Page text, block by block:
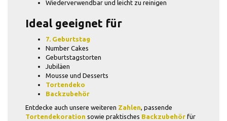
Wiederverwendbar und leicht zu reinigen
Ideal geeignet für
7. Geburtstag
Number Cakes
Geburtstagstorten
Jubiläen
Mousse und Desserts
Tortendeko
Backzubehör
Entdecke auch unsere weiteren Zahlen, passende
Tortendekoration sowie praktisches Backzubehör für